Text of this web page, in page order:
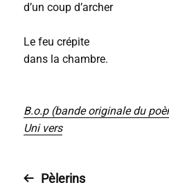
d’un coup d’archer
Le feu crépite
dans la chambre.
B.o.p (bande originale du
Uni vers
Pèlerins